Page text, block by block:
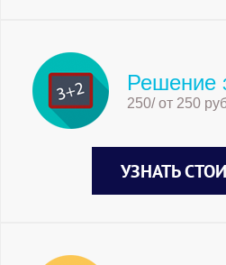
Решение
250/ от 250
УЗНАТЬ